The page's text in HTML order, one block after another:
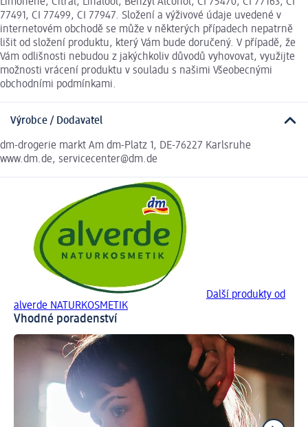
Limonene, Citral, Linalool, Benzyl Alcohol, CI 75470, CI 77163, CI
77491, CI 77499, CI 77947. Složení a výživové údaje uvedené v
internetovém obchodě se může v některých případech nepatrně
lišit od složení produktu, který Vám bude doručený. V případě, že
Vám odlišnosti nebudou z jakýchkoliv důvodů vyhovovat, využijte
možnosti vrácení produktu v souladu s našimi Všeobecnými
obchodními podmínkami.
Výrobce / Dodavatel
dm-drogerie markt Am dm-Platz 1, DE-76227 Karlsruhe
www.dm.de, servicecenter@dm.de
Další produkty od
alverde NATURKOSMETIK
Vhodné poradenství